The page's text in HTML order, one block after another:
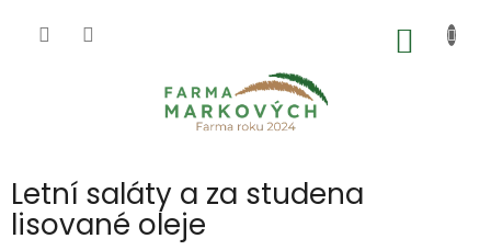
Letní saláty a za studena
lisované oleje